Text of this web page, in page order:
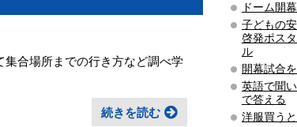
合場所までの行き方など調べ学
続きを読む
ドーム開
子どもの
啓発ポス
ル
開幕試合
英語で聞
で答える
洋服買う